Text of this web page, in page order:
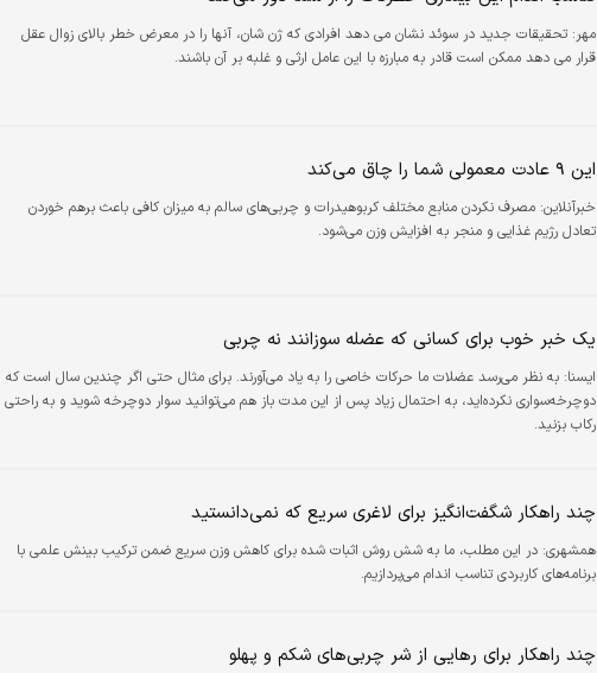
مهر: تحقیقات جدید در سوئد نشان می دهد افرادی که ژن شان، آنها را در معرض خطر بالای زوال عقل
قرار می دهد ممکن است قادر به مبارزه با این عامل ارثی و غلبه بر آن باشند.
این ۹ عادت‌ معمولی شما را چاق می‌کند
خبرآنلاین: مصرف نکردن منابع مختلف کربوهیدرات و چربی‌های سالم به میزان کافی باعث برهم خوردن
تعادل رژیم غذایی و منجر به افزایش وزن می‌شود.
یک خبر خوب برای کسانی که عضله سوزانند نه چربی
ايسنا: به نظر می‌رسد عضلات ما حرکات خاصی را به یاد می‌آورند. برای مثال حتی اگر چندین سال است که
دوچرخه‌سواری نکرده‌اید، به احتمال زیاد پس از این مدت باز هم می‌توانید سوار دوچرخه شوید و به راحتی
رکاب بزنید.
چند راهکار شگفت‌انگیز برای لاغری سریع که نمی‌دانستید
همشهری: در این مطلب، ما به شش روش اثبات شده برای کاهش وزن سریع ضمن ترکیب بینش علمی با
برنامه‌های کاربردی تناسب اندام می‌پردازیم.
چند راهکار برای رهایی از شر چربی‌های شکم و پهلو